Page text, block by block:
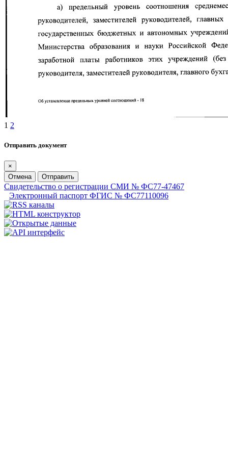
1 2
Отправить документ
×
Отмена
Отправить
Свидетельство о регистрации СМИ № ФС77-47467
Электронный паспорт ФГИС № ФС77110096